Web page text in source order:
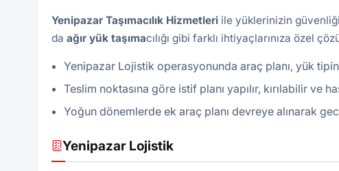
Yenipazar Taşımacılık Hizmetleriile yüklerinizin
da ağır yük taşımacılığı gibi farklı ihtiyaçlarınıza özel
Yenipazar Lojistik operasyonunda araç planı, yük
Teslim noktasına göre istif planı yapılır, kırılabilir ve
Yoğun dönemlerde ek araç planı devreye alınarak
Yenipazar Lojistik